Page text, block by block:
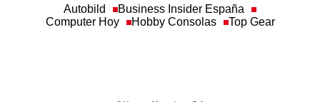
Computer Hoy
Hobby Consolas Top Gear